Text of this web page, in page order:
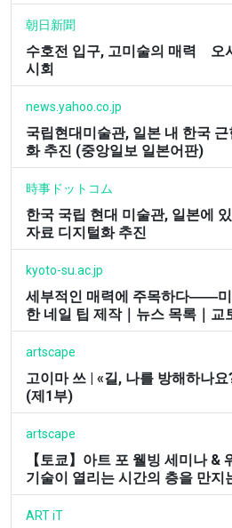
朝日新聞
수호전 입구, 고미술의 매력 오
시회
news.yahoo.co.jp
국립현대미술관, 일본 내 한국
화 추진 (중앙일보 일본어판)
時事ドットコム
한국 국립 현대 미술관, 일본에
자료 디지털화 추진
kyoto-su.ac.jp
세부적인 매력에 주목하다――
한 네일 팁 제작｜뉴스 목록｜교
artscape
고이마 쓰 | «길, 나를 방해하나
(제1부)
artscape
【토쿄】아트 포 웰빙 세미나 &
기술이 열리는 시간의 층을 만지
ART iT